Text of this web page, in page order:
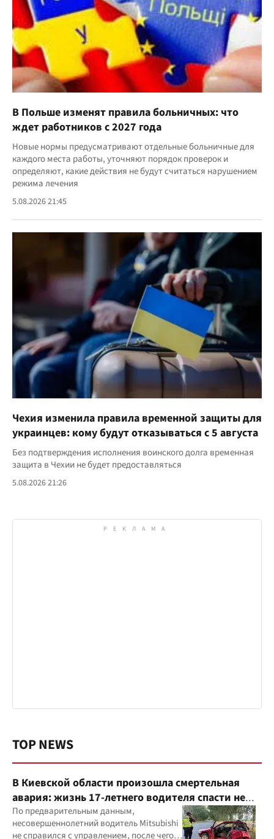
В Польше изменят правила больничных: что
ждет работников с 2027 года
Новые нормы предусматривают отдельные больничные для
каждого места работы, уточняют порядок проверок и
определяют, какие действия не будут считаться нарушением
режима лечения
5.08.2026 21:45
Чехия изменила правила временной защиты для
украинцев: кому будут отказываться с 5 августа
Без подтверждения исполнения воинского долга временная
защита в Чехии не будет предоставляться
5.08.2026 21:26
TOP NEWS
В Киевской области произошла смертельная
авария: жизнь 17-летнего водителя спасти не
удалось
По предварительным данным,
несовершеннолетний водитель Mitsubishi
не справился с управлением, после чего